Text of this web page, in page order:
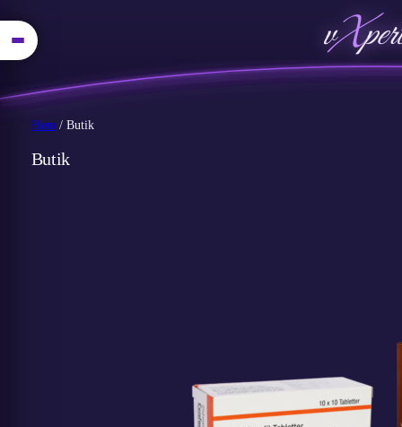
vX
Hem / Butik
Butik